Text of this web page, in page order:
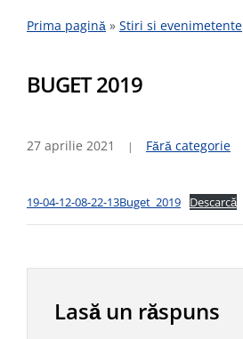
Prima pagină » Stiri si evenimetente
BUGET 2019
27 aprilie 2021 Fără categorie
19-04-12-08-22-13Buget_2019 Descarcă
Lasă un răspuns